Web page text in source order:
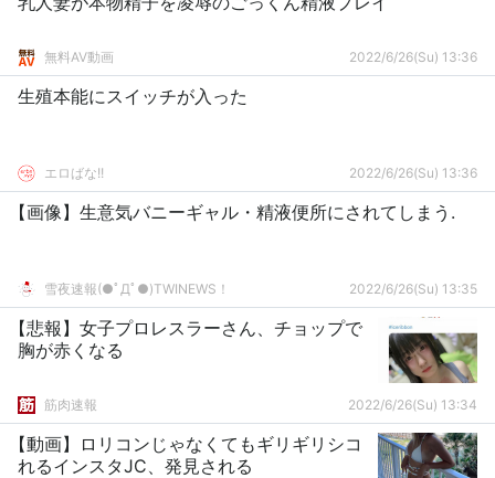
無料AV動画 2022/6/26(Su) 13:36
生殖本能にスイッチが入った
エロばな!! 2022/6/26(Su) 13:36
【画像】生意気バニーギャル・精液便所にされてしまう.
雪夜速報(●ﾟДﾟ●)TWINEWS！ 2022/6/26(Su) 13:35
【悲報】女子プロレスラーさん、チョップで
胸が赤くなる
筋肉速報 2022/6/26(Su) 13:34
【動画】ロリコンじゃなくてもギリギリシコ
れるインスタJC、発見される